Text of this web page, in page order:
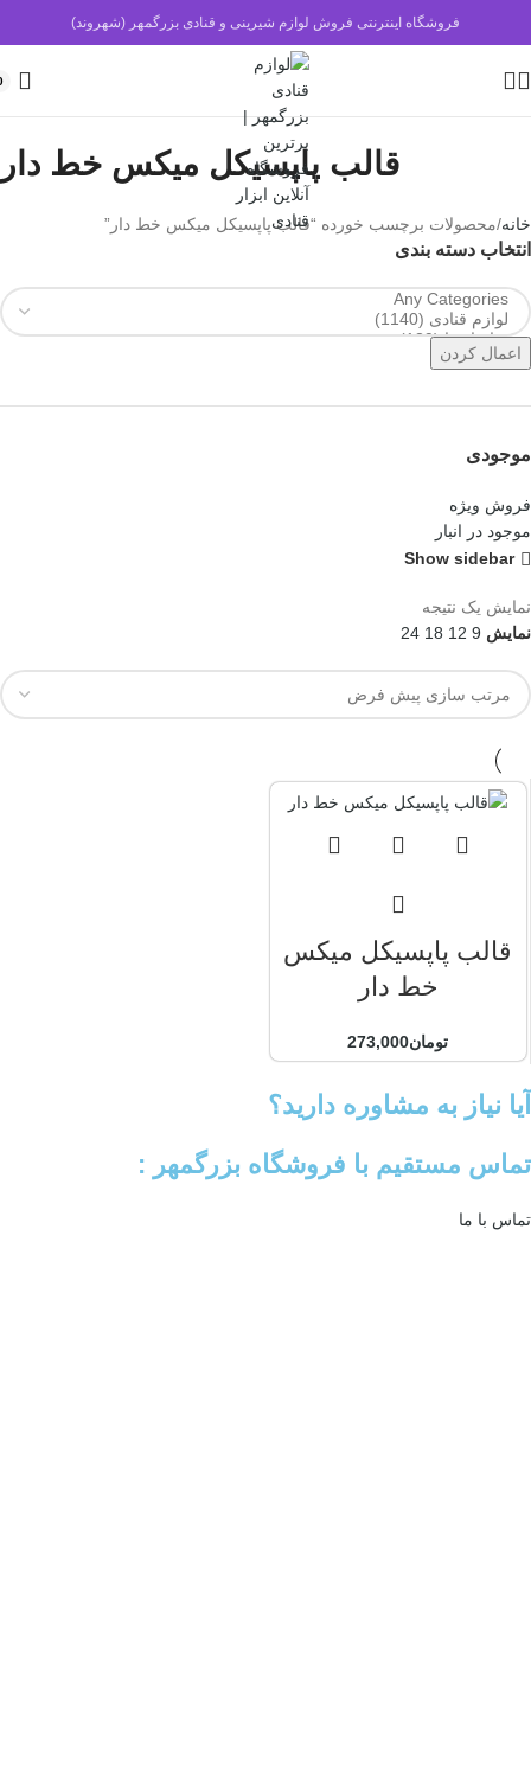
فروشگاه اینترنتی فروش لوازم شیرینی و قنادی بزرگمهر (شهروند)
قالب پاپسیکل میکس خط دار
خانه محصولات برچسب خورده “قالب پاپسیکل میکس خط دار”
انتخاب دسته بندی
اعمال کردن
موجودی
فروش ویژه
موجود در انبار
Show sidebar
نمایش یک نتیجه
نمایش 9
12
18
24
قالب پاپسیکل میکس
خط دار
تومان273,000
آیا نیاز به مشاوره دارید؟
تماس مستقیم با فروشگاه بزرگمهر :
تماس با ما